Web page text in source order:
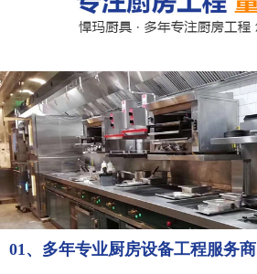
01、多年专业厨房设备工程服务商